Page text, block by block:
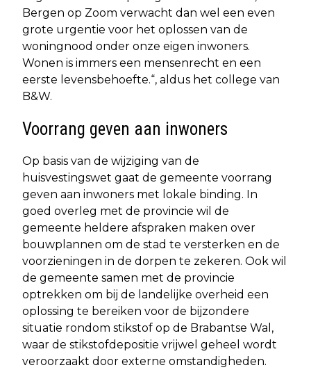
Bergen op Zoom verwacht dan wel een even
grote urgentie voor het oplossen van de
woningnood onder onze eigen inwoners.
Wonen is immers een mensenrecht en een
eerste levensbehoefte.“, aldus het college van
B&W.
Voorrang geven aan inwoners
Op basis van de wijziging van de
huisvestingswet gaat de gemeente voorrang
geven aan inwoners met lokale binding. In
goed overleg met de provincie wil de
gemeente heldere afspraken maken over
bouwplannen om de stad te versterken en de
voorzieningen in de dorpen te zekeren. Ook wil
de gemeente samen met de provincie
optrekken om bij de landelijke overheid een
oplossing te bereiken voor de bijzondere
situatie rondom stikstof op de Brabantse Wal,
waar de stikstofdepositie vrijwel geheel wordt
veroorzaakt door externe omstandigheden.